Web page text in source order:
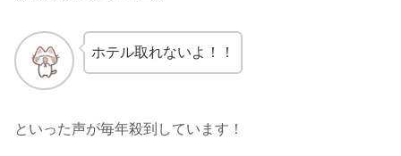
ホテル取れないよ！！
といった声が毎年殺到しています！